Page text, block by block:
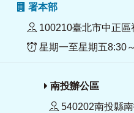
署本部
100210臺北市中正區
星期一至星期五8:30
南投辦公區
540202南投縣